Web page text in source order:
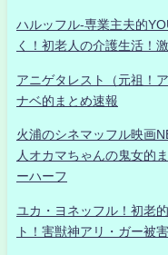
ハルッフル-専業主夫的
く！初老人の介護生活！
アニゲタレスト（元祖！
ナベ的まとめ速報
火浦のシネマッフル映画
人オカマちゃんの鬼女的
ーハーフ
ユカ・ヨネッフル！初老
ト！害獣神アリ・ガー被